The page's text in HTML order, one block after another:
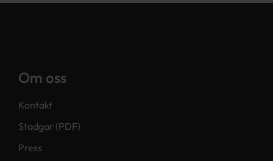
Om oss
Kontakt
Stadgar (PDF)
Press